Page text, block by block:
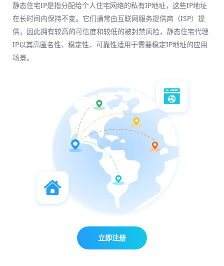
静态住宅IP是指分配给个人住宅网络的私有IP地址，这些IP地址
在长时间内保持不变。它们通常由互联网服务提供商（ISP）提
供，因此拥有较高的可信度和较低的被封禁风险，静态住宅代理
IP以其高匿名性、稳定性、可靠性适用于需要稳定IP地址的应用
场景。
立即注册